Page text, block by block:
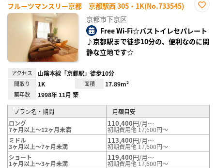
フルーツマンスリー京都 京都駅西 305・1K(No.733545)
り登
京都市下京区
Free Wi-Fi☆バストイレセパレート
♪京都駅まで徒歩10分の、便利なのに閑
静な立地です☆
アクセス 山陰本線「京都駅」徒歩10分
間取り 1K 面積 17.89m²
築年数 1998年 11月 築
プラン名・期間
月額目安
ロング
7ヶ月以上～12ヶ月未満
110,400円/月～
初期費用他 17,600円～
ミドル
3ヶ月以上～7ヶ月未満
113,400円/月～
初期費用他 17,600円～
ショート
1ヶ月以上～3ヶ月未満
119,400円/月～
初期費用他 17,600円～